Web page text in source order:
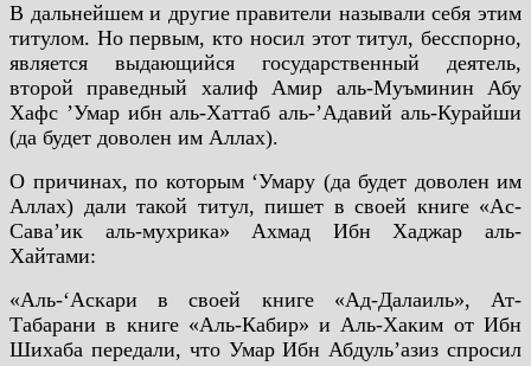
В дальнейшем и другие правители называли себя этим
титулом. Но первым, кто носил этот титул, бесспорно,
является выдающийся государственный деятель,
второй праведный халиф Амир аль-Муъминин Абу
Хафс ’Умар ибн аль-Хаттаб аль-’Адавий аль-Курайши
(да будет доволен им Аллах).
О причинах, по которым ‘Умару (да будет доволен им
Аллах) дали такой титул, пишет в своей книге «Ас-
Сава’ик аль-мухрика» Ахмад Ибн Хаджар аль-
Хайтами:
«Аль-‘Аскари в своей книге «Ад-Далаиль», Ат-
Табарани в книге «Аль-Кабир» и Аль-Хаким от Ибн
Шихаба передали, что Умар Ибн Абдуль’азиз спросил